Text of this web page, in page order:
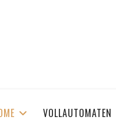
VOLLAUTOMATEN